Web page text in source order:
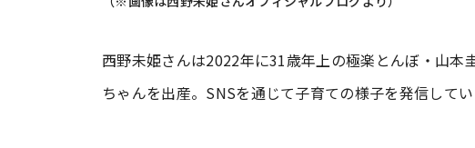
西野未姫さんは2022年に31歳年上の極楽とんぼ・山本
ちゃんを出産。SNSを通じて子育ての様子を発信してい